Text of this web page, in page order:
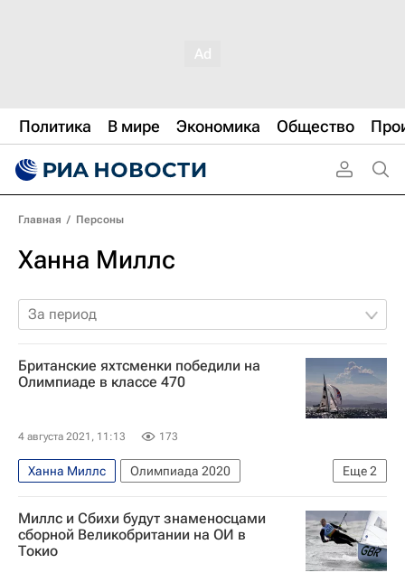
Политика В мире Экономика Общество
Главная / Персоны
Ханна Миллс
За период
Британские яхтсменки победили на
Олимпиаде в классе 470
4 августа 2021, 11:13 173
Еще2
Ханна Миллс
Олимпиада 2020
Олимпийские игры
Парусный спорт
Миллс и Сбихи будут знаменосцами
сборной Великобритании на ОИ в
Токио